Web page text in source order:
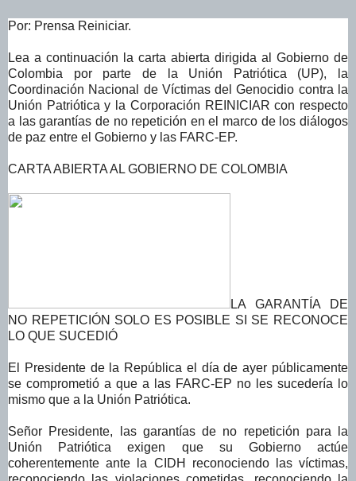
Por: Prensa Reiniciar.
Lea a continuación la carta abierta dirigida al Gobierno de
Colombia por parte de la Unión Patriótica (UP), la
Coordinación Nacional de Víctimas del Genocidio contra la
Unión Patriótica y la Corporación REINICIAR con respecto
a las garantías de no repetición en el marco de los diálogos
de paz entre el Gobierno y las FARC-EP.
CARTA ABIERTA AL GOBIERNO DE COLOMBIA
LA GARANTÍA DE
NO REPETICIÓN SOLO ES POSIBLE SI SE RECONOCE
LO QUE SUCEDIÓ
El Presidente de la República el día de ayer públicamente
se comprometió a que a las FARC-EP no les sucedería lo
mismo que a la Unión Patriótica.
Señor Presidente, las garantías de no repetición para la
Unión Patriótica exigen que su Gobierno actúe
coherentemente ante la CIDH reconociendo las víctimas,